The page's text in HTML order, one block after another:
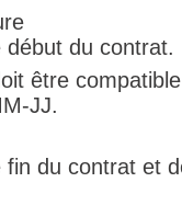
du contrat.
être
JJ.
fin du contrat et